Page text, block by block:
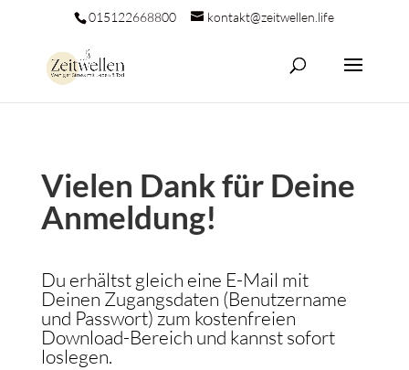
015122668800 kontakt@zeitwellen.life
Vielen Dank für Deine
Anmeldung!
Du erhältst gleich eine E-Mail mit
Deinen Zugangsdaten (Benutzername
und Passwort) zum kostenfreien
Download-Bereich und kannst sofort
loslegen.